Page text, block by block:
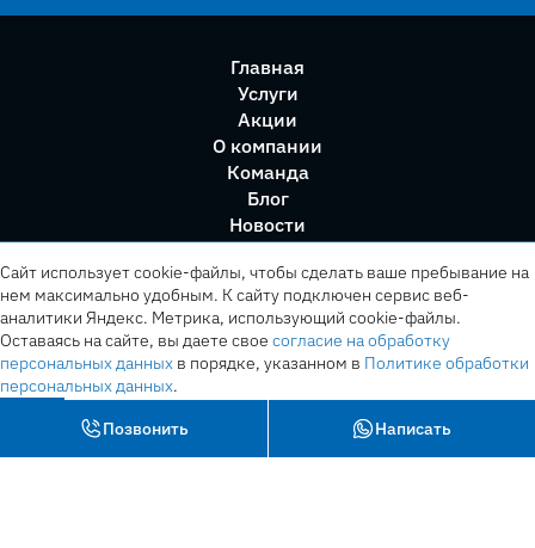
Главная
Услуги
Акции
О компании
Команда
Блог
Новости
Позвонить Написать
Сайт использует cookie-файлы, чтобы сделать ваше пребывание на
нем максимально удобным. К cайту подключен сервис веб-
аналитики Яндекс. Метрика, использующий cookie-файлы.
Оставаясь на сайте, вы даете свое согласие на обработку
персональных данных в порядке, указанном в Политике обработки
персональных данных.